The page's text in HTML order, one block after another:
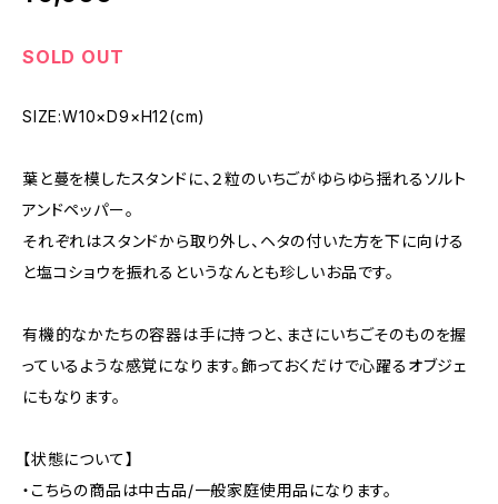
SOLD OUT
SIZE:W10×D9×H12(cm)
葉と蔓を模したスタンドに、２粒のいちごがゆらゆら揺れるソルト
アンドペッパー。
それぞれはスタンドから取り外し、ヘタの付いた方を下に向ける
と塩コショウを振れるというなんとも珍しいお品です。
有機的なかたちの容器は手に持つと、まさにいちごそのものを握
っているような感覚になります。飾っておくだけで心躍るオブジェ
にもなります。
【状態について】
・こちらの商品は中古品/一般家庭使用品になります。